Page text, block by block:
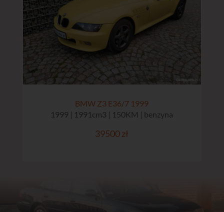
BMW Z3 E36/7 1999
1999 | 1991cm3 | 150KM | benzyna
39500 zł